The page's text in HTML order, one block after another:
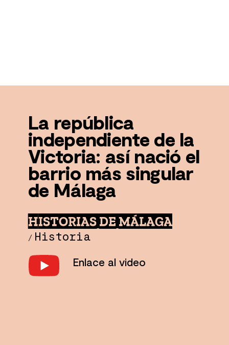
La república
independiente de la
Victoria: así nació el
barrio más singular
de Málaga
HISTORIAS DE MÁLAGA
/ Historia
Enlace al video